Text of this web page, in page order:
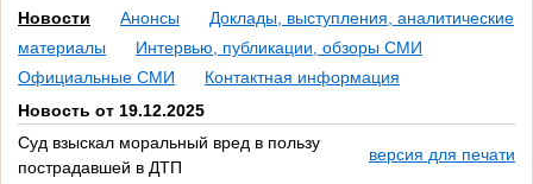
Новости Анонсы
Доклады, выступления, аналитические
материалы
Интервью, публикации, обзоры СМИ
Официальные СМИ
Контактная информация
Новость от 19.12.2025
Суд взыскал моральный вред в пользу
пострадавшей в ДТП
версия для печати